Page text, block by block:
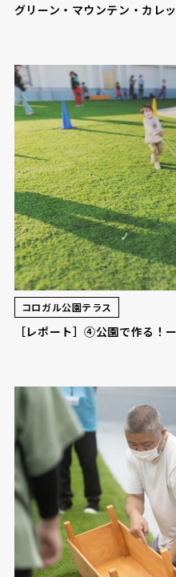
グリーン・マウンテン・カレ
コロガル公園テラス
［レポート］④公園で作る！